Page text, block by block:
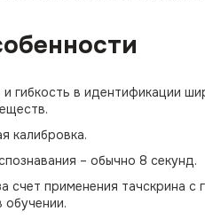
гибкость в идентификации
калибровка.
– обычно 8 секунд.
счет применения тачскрина